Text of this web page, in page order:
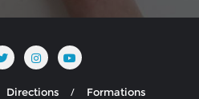
Directions Formations